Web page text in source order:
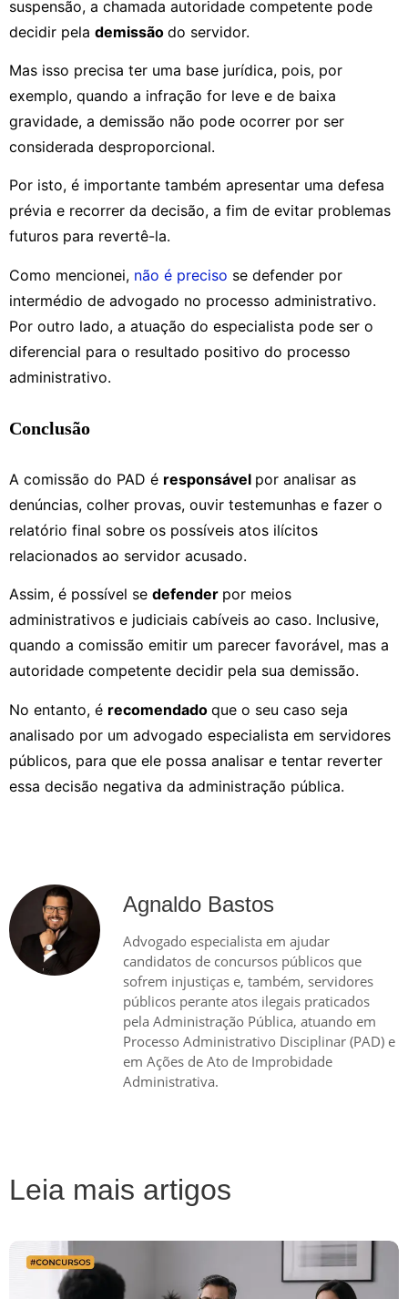
suspensão, a chamada autoridade competente pode
decidir pela demissão do servidor.
Mas isso precisa ter uma base jurídica, pois, por
exemplo, quando a infração for leve e de baixa
gravidade, a demissão não pode ocorrer por ser
considerada desproporcional.
Por isto, é importante também apresentar uma defesa
prévia e recorrer da decisão, a fim de evitar problemas
futuros para revertê-la.
Como mencionei, não é preciso se defender por
intermédio de advogado no processo administrativo.
Por outro lado, a atuação do especialista pode ser o
diferencial para o resultado positivo do processo
administrativo.
Conclusão
A comissão do PAD é responsável por analisar as
denúncias, colher provas, ouvir testemunhas e fazer o
relatório final sobre os possíveis atos ilícitos
relacionados ao servidor acusado.
Assim, é possível se defender por meios
administrativos e judiciais cabíveis ao caso. Inclusive,
quando a comissão emitir um parecer favorável, mas a
autoridade competente decidir pela sua demissão.
No entanto, é recomendado que o seu caso seja
analisado por um advogado especialista em servidores
públicos, para que ele possa analisar e tentar reverter
essa decisão negativa da administração pública.
Agnaldo Bastos
Advogado especialista em ajudar
candidatos de concursos públicos que
sofrem injustiças e, também, servidores
públicos perante atos ilegais praticados
pela Administração Pública, atuando em
Processo Administrativo Disciplinar (PAD) e
em Ações de Ato de Improbidade
Administrativa.
Leia mais artigos